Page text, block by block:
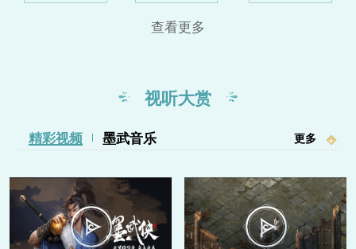
切磋，有助于培养玩家思维逻辑
查看更多
视听大赏
更多 +
精彩视频 墨武音乐